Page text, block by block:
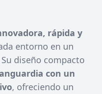
rápida y
entorno en un
diseño compacto
con un
, ofreciendo un